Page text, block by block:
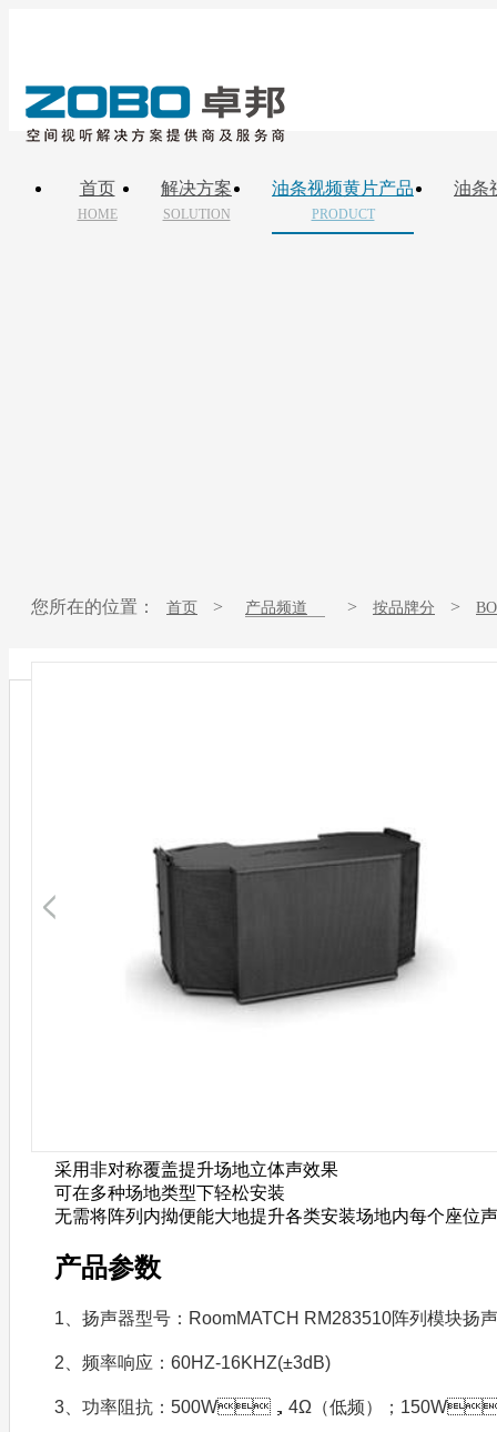
首页
HOME
解决方案
SOLUTION
油条视频黄片产品
PRODUCT
油条
您所在的位置： 首页 > 产品频道 > 按品牌分 >
RoomMatch®RM283510阵列模块扬声器
采用非对称覆盖提升场地立体声效果
可在多种场地类型下轻松安装
无需将阵列内拗便能大地提升各类安装场地内每个座位声音
产品参数
1、扬声器型号：RoomMATCH RM283510阵列模块扬声
2、频率响应：60HZ-16KHZ(±3dB)
3、功率阻抗：500W，4Ω（低频）；